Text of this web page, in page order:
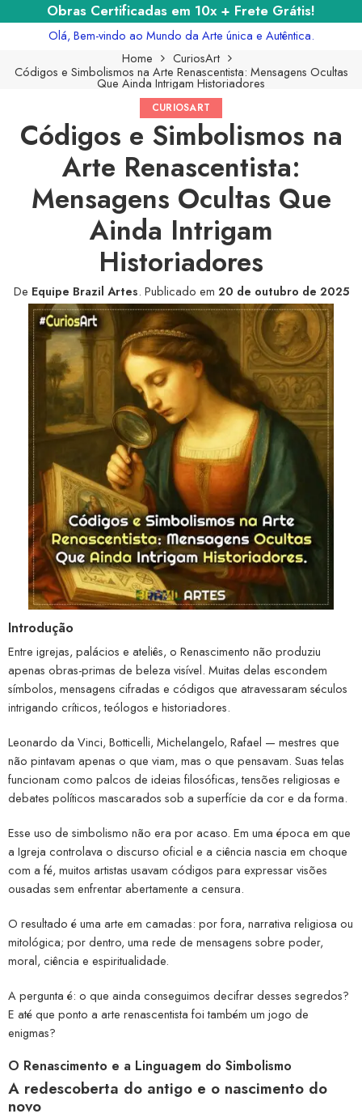
Obras Certificadas em 10x + Frete Grátis!
Olá, Bem-vindo ao Mundo da Arte única e Autêntica.
Home
CuriosArt
Códigos e Simbolismos na Arte Renascentista: Mensagens Ocultas
Que Ainda Intrigam Historiadores
CURIOSART
Códigos e Simbolismos na
Arte Renascentista:
Mensagens Ocultas Que
Ainda Intrigam
Historiadores
De Equipe Brazil Artes. Publicado em 20 de outubro de 2025
Introdução
Entre igrejas, palácios e ateliês, o Renascimento não produziu
apenas obras-primas de beleza visível. Muitas delas escondem
símbolos, mensagens cifradas e códigos que atravessaram séculos
intrigando críticos, teólogos e historiadores.
Leonardo da Vinci, Botticelli, Michelangelo, Rafael — mestres que
não pintavam apenas o que viam, mas o que pensavam. Suas telas
funcionam como palcos de ideias filosóficas, tensões religiosas e
debates políticos mascarados sob a superfície da cor e da forma.
Esse uso de simbolismo não era por acaso. Em uma época em que
a Igreja controlava o discurso oficial e a ciência nascia em choque
com a fé, muitos artistas usavam códigos para expressar visões
ousadas sem enfrentar abertamente a censura.
O resultado é uma arte em camadas: por fora, narrativa religiosa ou
mitológica; por dentro, uma rede de mensagens sobre poder,
moral, ciência e espiritualidade.
A pergunta é: o que ainda conseguimos decifrar desses segredos?
E até que ponto a arte renascentista foi também um jogo de
enigmas?
O Renascimento e a Linguagem do Simbolismo
A redescoberta do antigo e o nascimento do
novo